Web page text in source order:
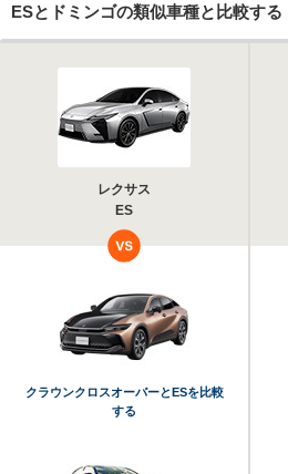
ESとドミンゴの類似車種と比較する
レクサス
ES
クラウンクロスオーバーとESを比較
する